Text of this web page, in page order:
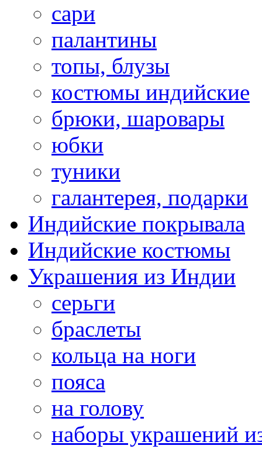
сари
палантины
топы, блузы
костюмы индийские
брюки, шаровары
юбки
туники
галантерея, подарки
Индийские покрывала
Индийские костюмы
Украшения из Индии
серьги
браслеты
кольца на ноги
пояса
на голову
наборы украшений